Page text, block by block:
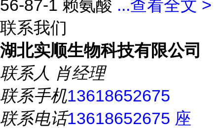
56-87-1 赖氨酸 ...查看全文 >
联系我们
湖北实顺生物科技有限公司
联系人 肖经理
联系手机13618652675
联系电话13618652675 座